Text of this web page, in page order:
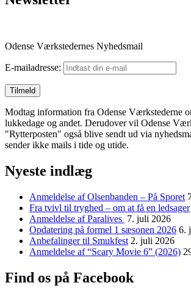
Odense Værkstedernes Nyhedsmail
E-mailadresse:
Modtag information fra Odense Værkstederne
lukkedage og andet. Derudover vil Odense
"Rytterposten" også blive sendt ud via
sender ikke mails i tide og utide.
Nyeste indlæg
Anmeldelse af Olsenbanden – På Sporet
Fra tvivl til tryghed – om at få en ledsager
Anmeldelse af Paralives 7. juli 2026
Opdatering på formel 1 sæsonen 2026 6.
Anbefalinger til Smukfest 2. juli 2026
Anmeldelse af “Scary Movie 6” (2026)
Find os på Facebook